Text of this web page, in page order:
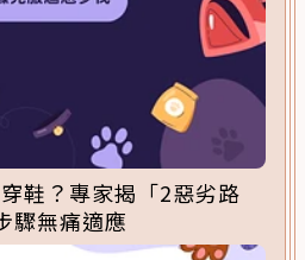
鞋？專家揭「2惡劣路
驟無痛適應